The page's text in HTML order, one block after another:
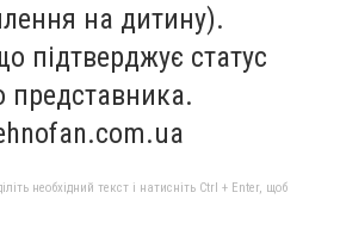
на дитину).
підтверджує статус
представника.
необхідний текст і натисніть Ctrl + Enter, щоб